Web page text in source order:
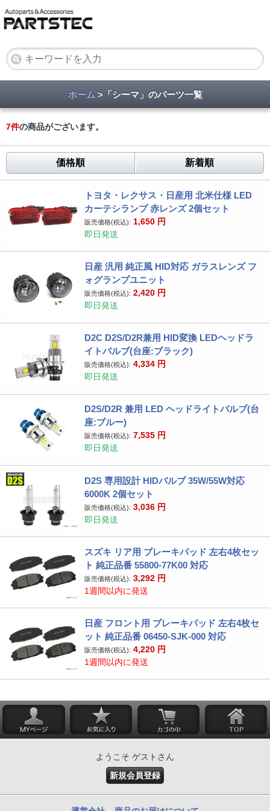
ホーム >「シーマ」のパーツ一覧
7件の商品がございます。
価格順 新着順
トヨタ・レクサス・日産用 北米仕様 LED
カーテシランプ 赤レンズ 2個セット
販売価格(税込): 1,650 円
即日発送
日産 汎用 純正風 HID対応 ガラスレンズ フ
ォグランプユニット
販売価格(税込): 2,420 円
即日発送
D2C D2S/D2R兼用 HID変換 LEDヘッドラ
イトバルブ(台座:ブラック)
販売価格(税込): 4,334 円
即日発送
D2S/D2R 兼用 LED ヘッドライトバルブ(台
座:ブルー)
販売価格(税込): 7,535 円
即日発送
D2S 専用設計 HIDバルブ 35W/55W対応
6000K 2個セット
販売価格(税込): 3,036 円
即日発送
スズキ リア用 ブレーキパッド 左右4枚セッ
ト 純正品番 55800-77K00 対応
販売価格(税込): 3,292 円
1週間以内に発送
日産 フロント用 ブレーキパッド 左右4枚セ
ット 純正品番 06450-SJK-000 対応
販売価格(税込): 4,220 円
1週間以内に発送
ようこそ ゲストさん
新規会員登録